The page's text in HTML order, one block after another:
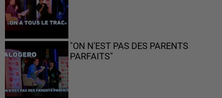
"ON N'EST PAS DES PARENTS
PARFAITS"